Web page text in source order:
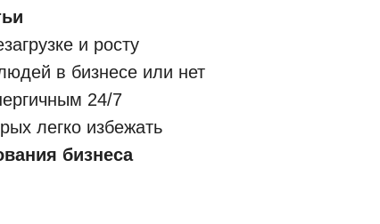
и росту
в бизнесе или нет
24/7
легко избежать
бизнеса